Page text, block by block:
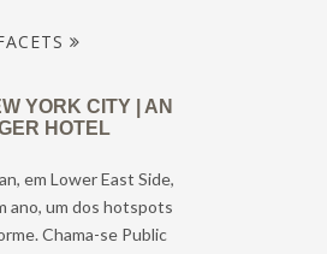
YORK CITY | AN
HOTEL
em Lower East Side,
ano, um dos hotspots
Chama-se Public